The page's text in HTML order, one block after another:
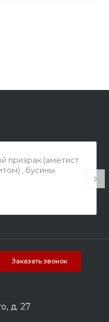
призрак (аметист
, бусины
Заказать звонок
д. 27